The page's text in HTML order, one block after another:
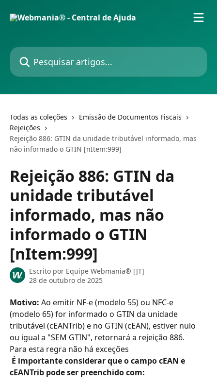
Pesquisar artigos...
Todas as coleções
Emissão de Documentos Fiscais
Rejeições
Rejeição 886: GTIN da unidade tributável informado, mas
não informado o GTIN [nItem:999]
Rejeição 886: GTIN da
unidade tributável
informado, mas não
informado o GTIN
[nItem:999]
Escrito por Equipe Webmania® [JT]
28 de outubro de 2025
Motivo: Ao emitir NF-e (modelo 55) ou NFC-e
(modelo 65) for informado o GTIN da unidade
tributável (cEANTrib) e no GTIN (cEAN), estiver nulo
ou igual a "SEM GTIN", retornará a rejeição 886.
Para esta regra não há exceções
cEANTrib pode ser preenchido com: